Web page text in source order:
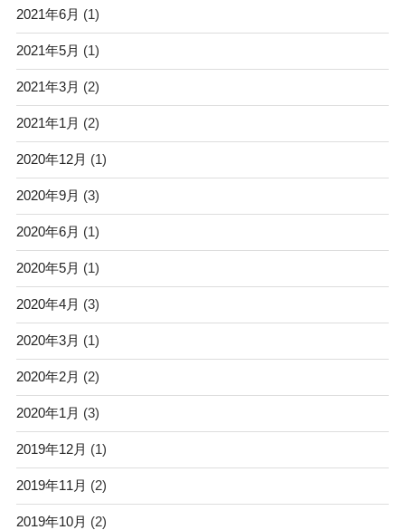
2021年6月 (1)
2021年5月 (1)
2021年3月 (2)
2021年1月 (2)
2020年12月 (1)
2020年9月 (3)
2020年6月 (1)
2020年5月 (1)
2020年4月 (3)
2020年3月 (1)
2020年2月 (2)
2020年1月 (3)
2019年12月 (1)
2019年11月 (2)
2019年10月 (2)